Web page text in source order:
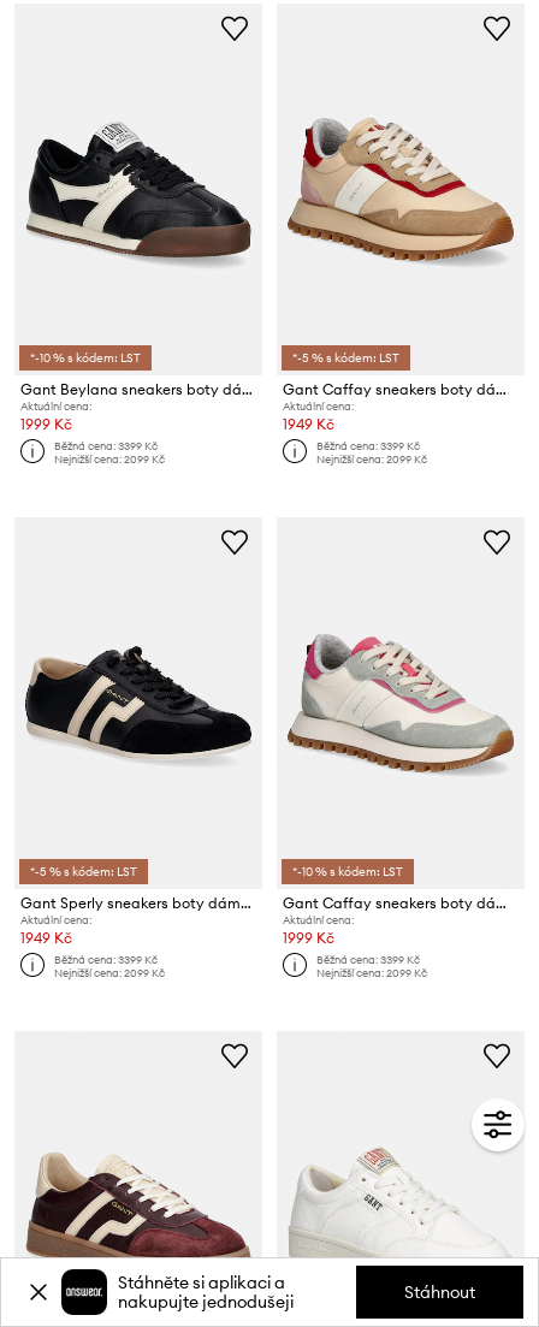
*-10 % s kódem: LST
Gant Beylana sneakers boty dámské kožené
Aktuální cena:
1999 Kč
Běžná cena:3399 Kč
Nejnižší cena:2099 Kč
*-5 % s kódem: LST
Gant Caffay sneakers boty dámské
Aktuální cena:
1949 Kč
Běžná cena:3399 Kč
Nejnižší cena:2099 Kč
*-5 % s kódem: LST
Gant Sperly sneakers boty dámské semišové
Aktuální cena:
1949 Kč
Běžná cena:3399 Kč
Nejnižší cena:2099 Kč
*-10 % s kódem: LST
Gant Caffay sneakers boty dámské
Aktuální cena:
1999 Kč
Běžná cena:3399 Kč
Nejnižší cena:2099 Kč
Stáhněte si aplikaci a
nakupujte jednodušeji
Stáhnout